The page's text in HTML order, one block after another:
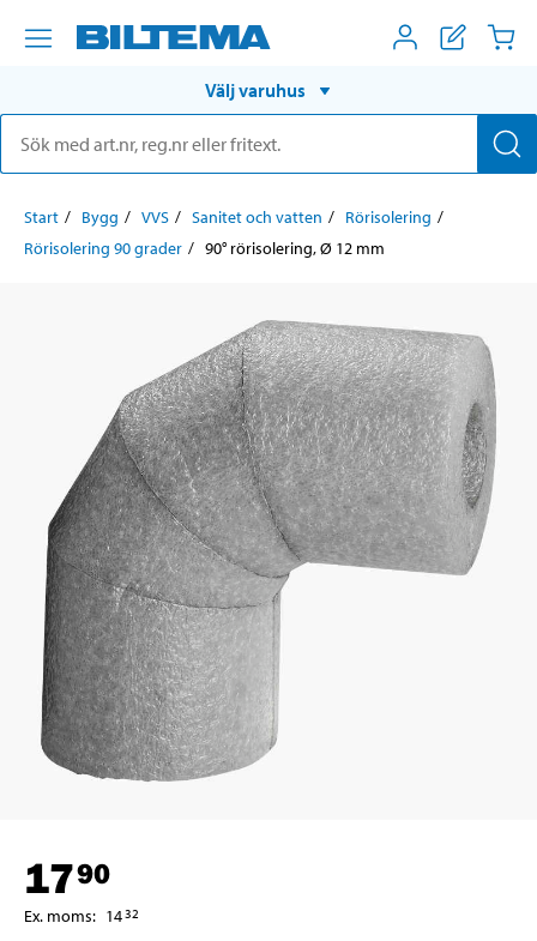
Välj varuhus
Start Bygg VVS Sanitet och vatten
Rörisolering
Rörisolering 90 grader
90° rörisolering, Ø 12 mm
1790
Ex. moms: 1432